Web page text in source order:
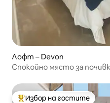
Лофт – Devon
Спокойно място за
Избор на гостите